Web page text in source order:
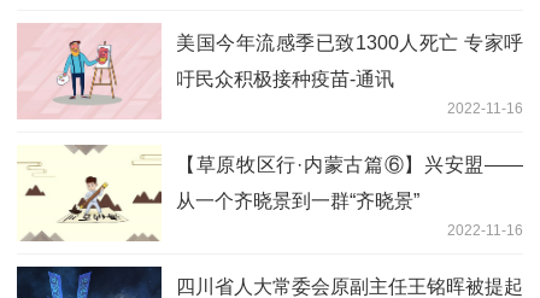
美国今年流感季已致1300人死亡 专家呼
吁民众积极接种疫苗-通讯
2022-11-16
【草原牧区行·内蒙古篇⑥】兴安盟——
从一个齐晓景到一群“齐晓景”
2022-11-16
四川省人大常委会原副主任王铭晖被提起